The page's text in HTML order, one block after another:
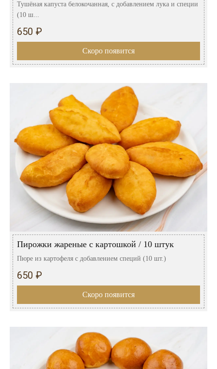
Тушёная капуста белокочанная, с добавлением лука и специи
(10 ш...
650 ₽
Скоро появится
Пирожки жареные с картошкой / 10 штук
Пюре из картофеля с добавлением специй (10 шт.)
650 ₽
Скоро появится